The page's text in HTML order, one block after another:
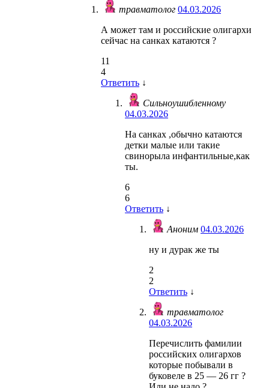
травматолог 04.03.2026
А может там и российские олигархи
сейчас на санках катаются ?
11
4
Ответить ↓
Сильноушибленному
04.03.2026
На санках ,обычно катаются
детки малые или такие
свинорыла инфантильные,как
ты.
6
6
Ответить ↓
Аноним 04.03.2026
ну и дурак же ты
2
2
Ответить ↓
травматолог
04.03.2026
Перечислить фамилии
российских олигархов
которые побывали в
буковеле в 25 — 26 гг ?